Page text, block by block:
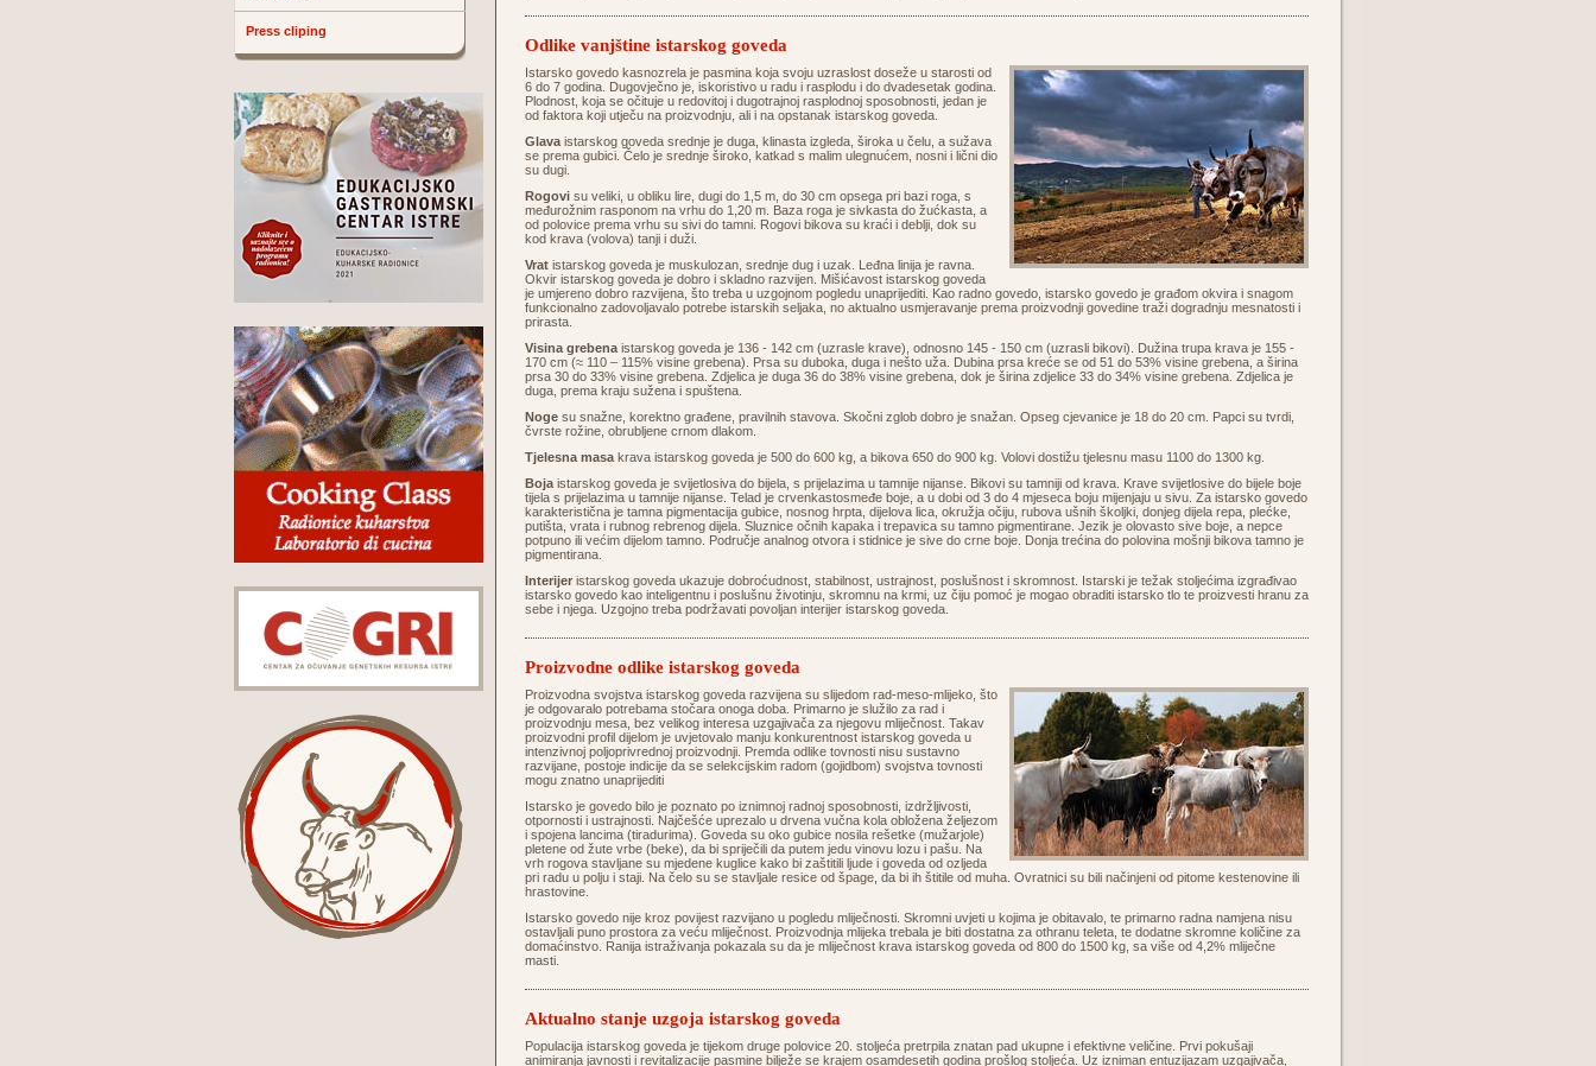
Press cliping
Odlike vanjštine istarskog goveda
Istarsko govedo kasnozrela je pasmina koja svoju uzraslost doseže u starosti od
6 do 7 godina. Dugovječno je, iskoristivo u radu i rasplodu i do dvadesetak godina.
Plodnost, koja se očituje u redovitoj i dugotrajnoj rasplodnoj sposobnosti, jedan je
od faktora koji utječu na proizvodnju, ali i na opstanak istarskog goveda.
Glava istarskog goveda srednje je duga, klinasta izgleda, široka u čelu, a sužava
se prema gubici. Čelo je srednje široko, katkad s malim ulegnućem, nosni i lični dio
su dugi.
Rogovi su veliki, u obliku lire, dugi do 1,5 m, do 30 cm opsega pri bazi roga, s
međurožnim rasponom na vrhu do 1,20 m. Baza roga je sivkasta do žućkasta, a
od polovice prema vrhu su sivi do tamni. Rogovi bikova su kraći i deblji, dok su
kod krava (volova) tanji i duži.
Vrat istarskog goveda je muskulozan, srednje dug i uzak. Leđna linija je ravna.
Okvir istarskog goveda je dobro i skladno razvijen. Mišićavost istarskog goveda
je umjereno dobro razvijena, što treba u uzgojnom pogledu unaprijediti. Kao radno govedo, istarsko govedo je građom okvira i snagom
funkcionalno zadovoljavalo potrebe istarskih seljaka, no aktualno usmjeravanje prema proizvodnji govedine traži dogradnju mesnatosti i
prirasta.
Visina grebena istarskog goveda je 136 - 142 cm (uzrasle krave), odnosno 145 - 150 cm (uzrasli bikovi). Dužina trupa krava je 155 -
170 cm (≈ 110 – 115% visine grebena). Prsa su duboka, duga i nešto uža. Dubina prsa kreće se od 51 do 53% visine grebena, a širina
prsa 30 do 33% visine grebena. Zdjelica je duga 36 do 38% visine grebena, dok je širina zdjelice 33 do 34% visine grebena. Zdjelica je
duga, prema kraju sužena i spuštena.
Noge su snažne, korektno građene, pravilnih stavova. Skočni zglob dobro je snažan. Opseg cjevanice je 18 do 20 cm. Papci su tvrdi,
čvrste rožine, obrubljene crnom dlakom.
Tjelesna masa krava istarskog goveda je 500 do 600 kg, a bikova 650 do 900 kg. Volovi dostižu tjelesnu masu 1100 do 1300 kg.
Boja istarskog goveda je svijetlosiva do bijela, s prijelazima u tamnije nijanse. Bikovi su tamniji od krava. Krave svijetlosive do bijele boje
tijela s prijelazima u tamnije nijanse. Telad je crvenkastosmeđe boje, a u dobi od 3 do 4 mjeseca boju mijenjaju u sivu. Za istarsko govedo
karakteristična je tamna pigmentacija gubice, nosnog hrpta, dijelova lica, okružja očiju, rubova ušnih školjki, donjeg dijela repa, plećke,
putišta, vrata i rubnog rebrenog dijela. Sluznice očnih kapaka i trepavica su tamno pigmentirane. Jezik je olovasto sive boje, a nepce
potpuno ili većim dijelom tamno. Područje analnog otvora i stidnice je sive do crne boje. Donja trećina do polovina mošnji bikova tamno je
pigmentirana.
Interijer istarskog goveda ukazuje dobroćudnost, stabilnost, ustrajnost, poslušnost i skromnost. Istarski je težak stoljećima izgrađivao
istarsko govedo kao inteligentnu i poslušnu životinju, skromnu na krmi, uz čiju pomoć je mogao obraditi istarsko tlo te proizvesti hranu za
sebe i njega. Uzgojno treba podržavati povoljan interijer istarskog goveda.
Proizvodne odlike istarskog goveda
Proizvodna svojstva istarskog goveda razvijena su slijedom rad-meso-mlijeko, što
je odgovaralo potrebama stočara onoga doba. Primarno je služilo za rad i
proizvodnju mesa, bez velikog interesa uzgajivača za njegovu mliječnost. Takav
proizvodni profil dijelom je uvjetovalo manju konkurentnost istarskog goveda u
intenzivnoj poljoprivrednoj proizvodnji. Premda odlike tovnosti nisu sustavno
razvijane, postoje indicije da se selekcijskim radom (gojidbom) svojstva tovnosti
mogu znatno unaprijediti
Istarsko je govedo bilo je poznato po iznimnoj radnoj sposobnosti, izdržljivosti,
otpornosti i ustrajnosti. Najčešće uprezalo u drvena vučna kola obložena željezom
i spojena lancima (tiradurima). Goveda su oko gubice nosila rešetke (mužarjole)
pletene od žute vrbe (beke), da bi spriječili da putem jedu vinovu lozu i pašu. Na
vrh rogova stavljane su mjedene kuglice kako bi zaštitili ljude i goveda od ozljeda
pri radu u polju i staji. Na čelo su se stavljale resice od špage, da bi ih štitile od muha. Ovratnici su bili načinjeni od pitome kestenovine ili
hrastovine.
Istarsko govedo nije kroz povijest razvijano u pogledu mliječnosti. Skromni uvjeti u kojima je obitavalo, te primarno radna namjena nisu
ostavljali puno prostora za veću mliječnost. Proizvodnja mlijeka trebala je biti dostatna za othranu teleta, te dodatne skromne količine za
domaćinstvo. Ranija istraživanja pokazala su da je mliječnost krava istarskog goveda od 800 do 1500 kg, sa više od 4,2% mliječne
masti.
Aktualno stanje uzgoja istarskog goveda
Populacija istarskog goveda je tijekom druge polovice 20. stoljeća pretrpila znatan pad ukupne i efektivne veličine. Prvi pokušaji
animiranja javnosti i revitalizacije pasmine bilježe se krajem osamdesetih godina prošlog stoljeća. Uz izniman entuzijazam uzgajivača,